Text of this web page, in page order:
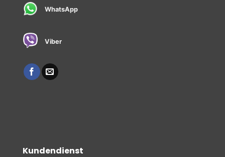
WhatsApp
Viber
Kundendienst